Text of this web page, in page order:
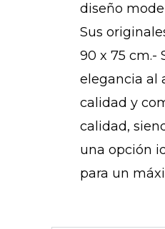
diseño
Sus
90 x 75 cm.-
elegancia al
calidad y
calidad,
una opción
para un